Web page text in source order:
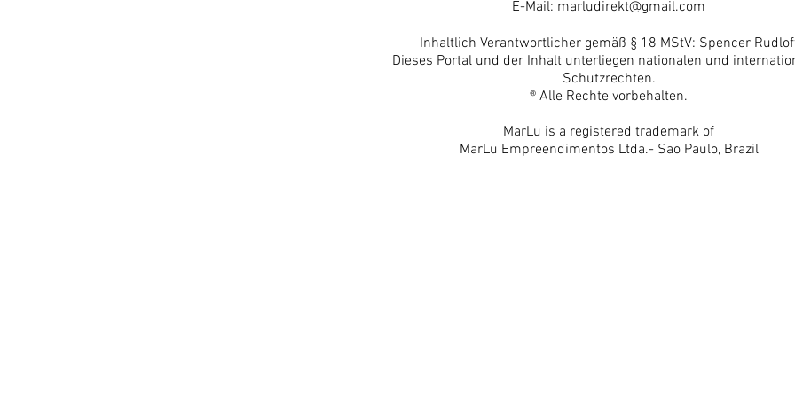
E-Mail: marludirekt@gmail.com
Inhaltlich Verantwortlicher gemäß § 18 MStV: Spencer
Dieses Portal und der Inhalt unterliegen nationalen und
Schutzrechten.
® Alle Rechte vorbehalten.
MarLu is a registered trademark of
MarLu Empreendimentos Ltda.- Sao Paulo, Brazil